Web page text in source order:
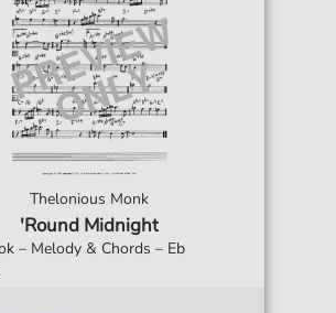
Thelonious Monk
'Round Midnight
– Melody & Chords – Eb